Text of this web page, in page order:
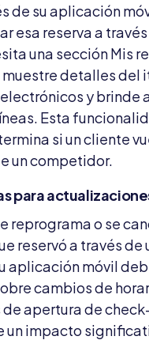
de su aplicación
esa reserva a
una sección Mis
muestre detalles del
y brinde
Esta
si un cliente
un competidor.
para
reprograma o se
reservó a través de
aplicación móvil
cambios de
apertura de
un impacto